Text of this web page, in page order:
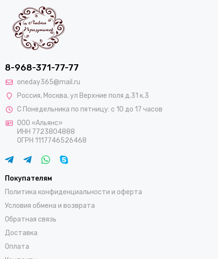
8-968-371-77-77
oneday365@mail.ru
Россия, Москва,ул Верхние поля д.31 к.3
С Понедельника по пятницу: с 10 до 17 часов
ООО «Альянс»
ИНН 7723804888
ОГРН 1117746526468
Покупателям
Политика конфиденциальности и оферта
Условия обмена и возврата
Обратная связь
Доставка
Оплата